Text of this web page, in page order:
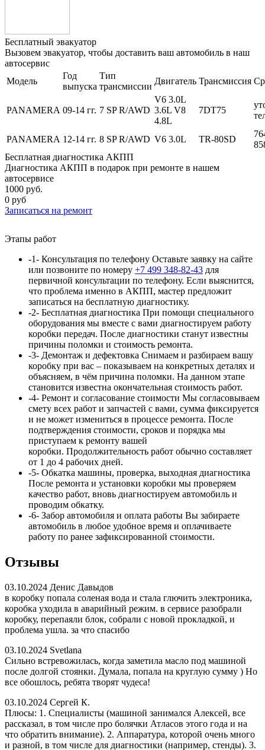
Бесплатный эвакуатор
Вызовем эвакуатор, чтобы доставить ваш автомобиль в наш
автосервис
Модель
Год
выпуска
Тип
трансмиссии
Двигатель Трансмиссия
PANAMERA 09-14 гг. 7 SP R/AWD
V6 3.0L
3.6L V8
4.8L
7DT75
PANAMERA 12-14 гг. 8 SP R/AWD V6 3.0L TR-80SD
Бесплатная диагностика АКПП
Диагностика АКПП в подарок при ремонте в нашем
автосервисе
1000 руб.
0 руб
Записаться на ремонт
Этапы работ
-1- Консультация по телефону Оставьте заявку на сайте
или позвоните по номеру +7 499 348-82-43 для
первичной консультации по телефону. Если выяснится,
что проблема именно в АКПП, мастер предложит
записаться на бесплатную диагностику.
-2- Бесплатная диагностика При помощи специального
оборудования мы вместе с вами диагностируем работу
коробки передач. После диагностики станут известны
причины поломки и стоимость ремонта.
-3- Демонтаж и дефектовка Снимаем и разбираем вашу
коробку при вас – показываем на конкретных деталях и
объясняем, в чём причина поломки. На данном этапе
становится известна окончательная стоимость работ.
-4- Ремонт и согласование стоимости Мы согласовываем
смету всех работ и запчастей с вами, сумма фиксируется
и не может измениться в процессе ремонта. После
подтверждения стоимости, сроков и порядка мы
приступаем к ремонту вашей
коробки. Продолжительность работ обычно составляет
от 1 до 4 рабочих дней.
-5- Обкатка машины, проверка, выходная диагностика
После ремонта и установки коробки мы проверяем
качество работ, вновь диагностируем автомобиль и
проводим обкатку.
-6- Забор автомобиля и оплата работы Вы забираете
автомобиль в любое удобное время и оплачиваете
работу по ранее зафиксированной стоимости.
Отзывы
03.10.2024 Денис Давыдов
в коробку попала соленая вода и стала глючить электроника,
коробка уходила в аварийный режим. в сервисе разобрали
коробку, перепаяли блок, собрали с новой прокладкой, и
проблема ушла. за что спасибо
03.10.2024 Svetlana
Сильно встревожилась, когда заметила масло под машиной
после долгой стоянки. Думала, попала на круглую сумму ) Но
все обошлось, ребята творят чудеса!
03.10.2024 Сергей К.
Плюсы: 1. Специалисты (машиной занимался Алексей, все
рассказал, в том числе про болячки Атласов этого года и на
что обратить внимание). 2. Аппаратура, которой очень много
и разной, в том числе для диагностики (например, стенды). 3.